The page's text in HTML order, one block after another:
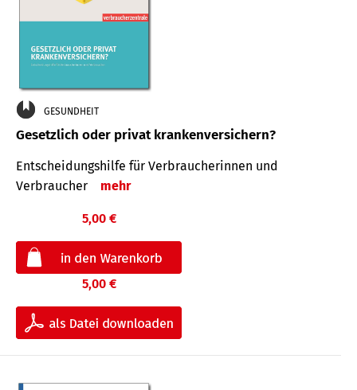
GESUNDHEIT
Gesetzlich oder privat krankenversichern?
Entscheidungshilfe für Verbraucherinnen und
Verbraucher
mehr
5,00 €
5,00 €